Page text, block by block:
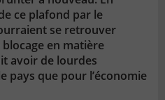
ce plafond par le
se retrouver
en matière
avoir de lourdes
pays que pour l’économie